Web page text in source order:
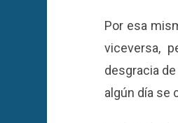
Por esa
viceversa,
desgracia
algún día se